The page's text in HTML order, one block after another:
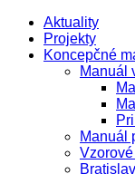
Aktuality
Projekty
Koncepčné
Manuál
Manuál